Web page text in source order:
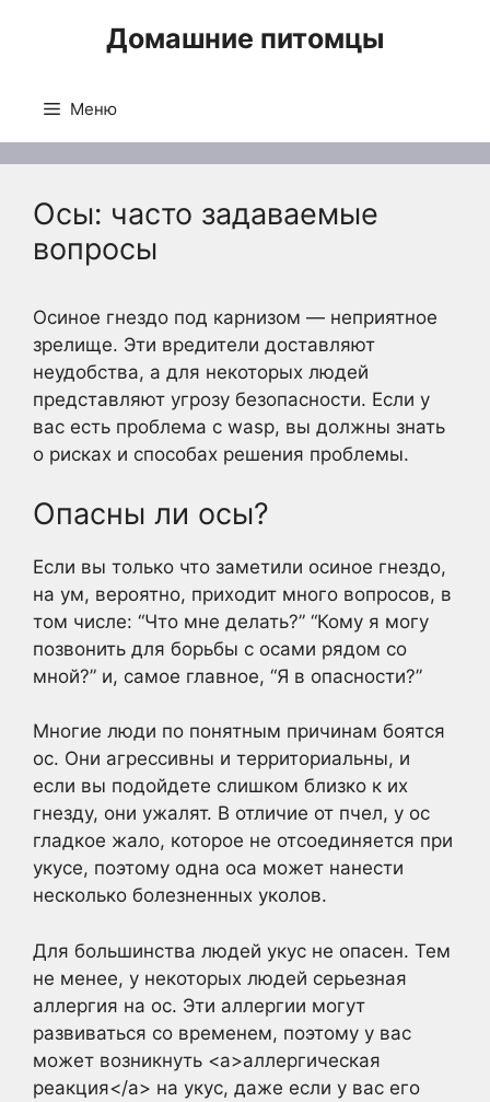
Домашние питомцы
Меню
Осы: часто задаваемые
вопросы
Осиное гнездо под карнизом — неприятное
зрелище. Эти вредители доставляют
неудобства, а для некоторых людей
представляют угрозу безопасности. Если у
вас есть проблема с wasp, вы должны знать
о рисках и способах решения проблемы.
Опасны ли осы?
Если вы только что заметили осиное гнездо,
на ум, вероятно, приходит много вопросов, в
том числе: “Что мне делать?” “Кому я могу
позвонить для борьбы с осами рядом со
мной?” и, самое главное, “Я в опасности?”
Многие люди по понятным причинам боятся
ос. Они агрессивны и территориальны, и
если вы подойдете слишком близко к их
гнезду, они ужалят. В отличие от пчел, у ос
гладкое жало, которое не отсоединяется при
укусе, поэтому одна оса может нанести
несколько болезненных уколов.
Для большинства людей укус не опасен. Тем
не менее, у некоторых людей серьезная
аллергия на ос. Эти аллергии могут
развиваться со временем, поэтому у вас
может возникнуть <a>аллергическая
реакция</a> на укус, даже если у вас его